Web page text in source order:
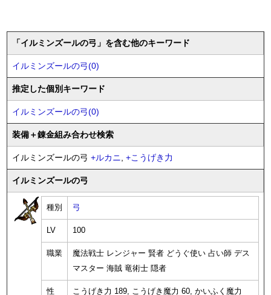
「イルミンズールの弓」を含む他のキーワード
イルミンズールの弓(0)
推定した個別キーワード
イルミンズールの弓(0)
装備＋錬金組み合わせ検索
イルミンズールの弓 +ルカニ, +こうげき力
イルミンズールの弓
種別 弓
LV 100
職業
魔法戦士 レンジャー 賢者 どうぐ使い 占い師 デス
マスター 海賊 竜術士 隠者
性
こうげき力 189, こうげき魔力 60, かいふく魔力